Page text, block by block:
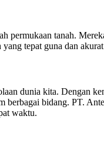
permukaan tanah.
tepat guna dan
dunia kita. Dengan
bidang. PT.
waktu.